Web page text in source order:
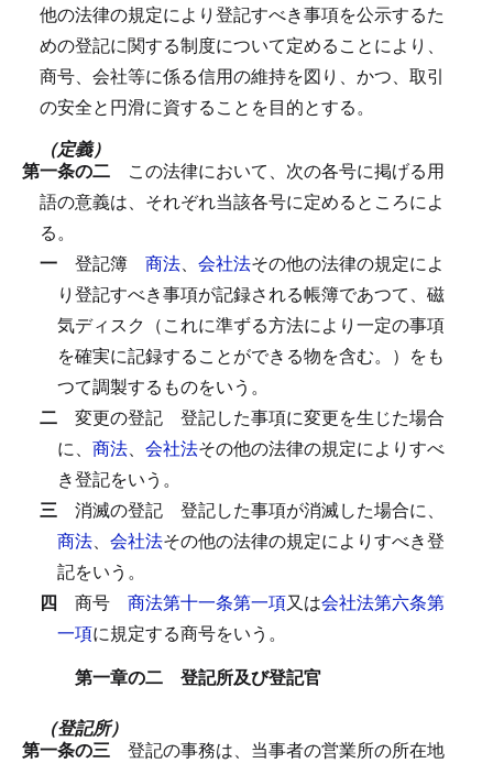
他の法律の規定により登記すべき事項を公示するた
めの登記に関する制度について定めることにより、
商号、会社等に係る信用の維持を図り、かつ、取引
の安全と円滑に資することを目的とする。
（定義）
第一条の二 この法律において、次の各号に掲げる用
語の意義は、それぞれ当該各号に定めるところによ
る。
一 登記簿 商法、 会社法その他の法律の規定によ
り登記すべき事項が記録される帳簿であつて、磁
気ディスク（これに準ずる方法により一定の事項
を確実に記録することができる物を含む。）をも
つて調製するものをいう。
二 変更の登記
登記した事項に変更を生じた場合
に、 商法、 会社法その他の法律の規定によりすべ
き登記をいう。
三 消滅の登記
登記した事項が消滅した場合に、
商法、 会社法その他の法律の規定によりすべき登
記をいう。
四 商号 商法第十一条第一項又は会社法第六条第
一項に規定する商号をいう。
第一章の二 登記所及び登記官
（登記所）
第一条の三 登記の事務は、当事者の営業所の所在地